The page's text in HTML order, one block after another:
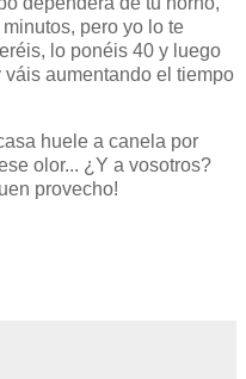
pero yo lo te
lo ponéis 40 y luego
aumentando el tiempo
huele a canela por
olor... ¿Y a vosotros?
provecho!